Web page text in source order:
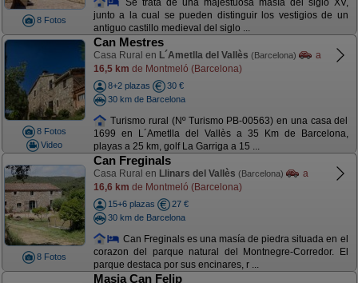
8 Fotos
junto a la cual se pueden distinguir los vestigios de un
antiguo castillo medieval del siglo ...
8 Fotos
Video
Can Mestres
Casa Rural en L´Ametlla del Vallès (Barcelona)
a
16,5 km de Montmeló (Barcelona)
8+2 plazas
30 €
30 km de Barcelona
Turismo rural (Nº Turismo PB-00563) en una casa del
1699 en L´Ametlla del Vallès a 35 Km de Barcelona,
playas a 25 km, golf La Garriga a 15 ...
8 Fotos
Can Freginals
Casa Rural en Llinars del Vallès (Barcelona)
a
16,6 km de Montmeló (Barcelona)
15+6 plazas
27 €
30 km de Barcelona
Can Freginals es una masía de piedra situada en el
corazon del parque natural del Montnegre-Corredor. El
parque destaca por sus encinares, r ...
Masia Can Felip